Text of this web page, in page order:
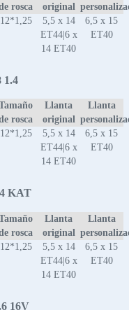
rosca
original
12*1,25
5,5 x 14
ET44|6 x
14 ET40
6,5 x 15
ET40
1.4
rosca
Llanta
original
Llanta
12*1,25
5,5 x 14
ET44|6 x
14 ET40
6,5 x 15
ET40
KAT
rosca
Llanta
original
Llanta
12*1,25
5,5 x 14
ET44|6 x
14 ET40
6,5 x 15
ET40
16V